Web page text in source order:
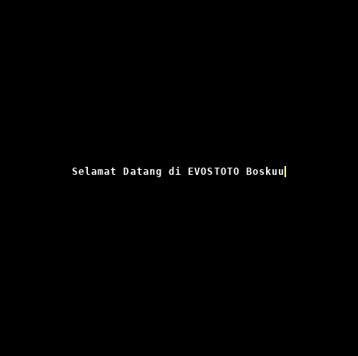
Selamat Datang di EVOSTOTO Boskuu